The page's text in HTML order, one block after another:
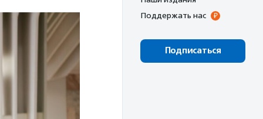
Поддержать нас
Подписаться